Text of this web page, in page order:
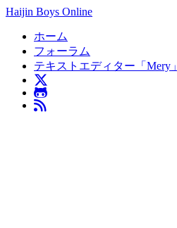
Haijin Boys Online
ホーム
フォーラム
テキストエディター「Mery」